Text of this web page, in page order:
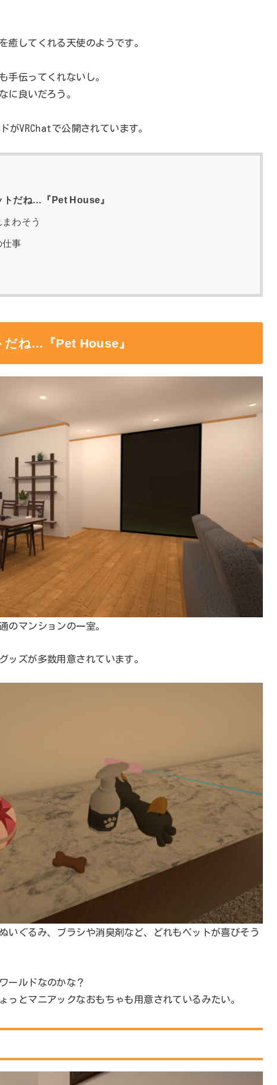
癒してくれる天使のようです。
手伝ってくれないし。
に良いだろう。
VRChatで公開されています。
トだね…『Pet House』
わそう
仕事
ね…『Pet House』
のマンションの一室。
ッズが多数用意されています。
いぐるみ、ブラシや消臭剤など、どれもペットが喜びそう
ールドなのかな？
っとマニアックなおもちゃも用意されているみたい。